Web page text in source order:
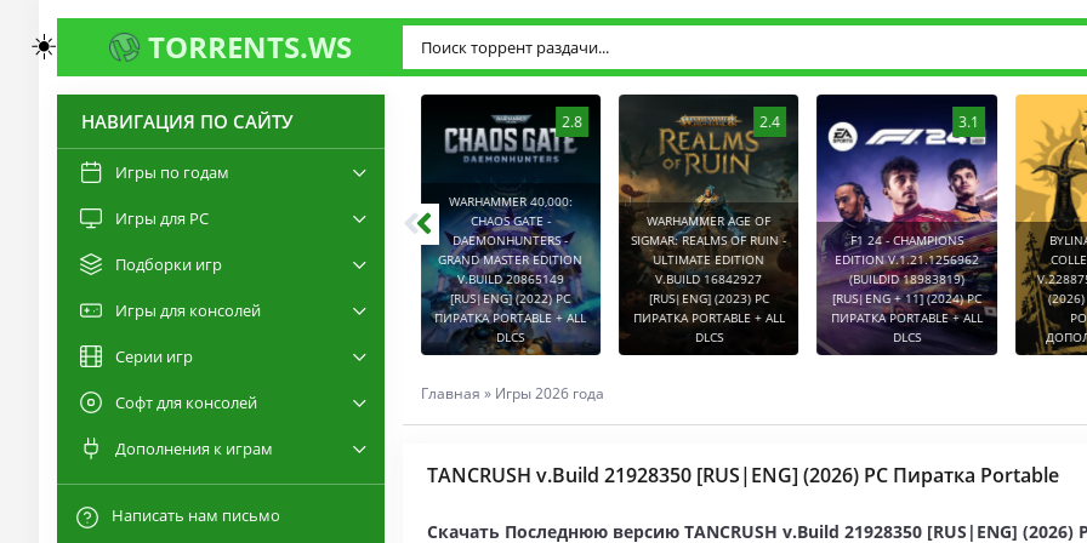
TORRENTS.WS
НАВИГАЦИЯ ПО САЙТУ
Игры по годам
Игры для PC
Подборки игр
Игры для консолей
Серии игр
Софт для консолей
Дополнения к играм
Написать нам письмо
3.0
RESIDENT EVIL 9:
REQUIEM - DELUXE
EDITION V.BUILD
(2026) PC ПИРАТКА
[RUS|ENG] (2026) PC
2.8
WARHAMMER 40,000:
CHAOS GATE -
DAEMONHUNTERS -
GRAND MASTER EDITION
V.BUILD 20865149
[RUS|ENG] (2022) PC
ПИРАТКА PORTABLE + ALL
DLCS
2.4
WARHAMMER AGE OF
SIGMAR: REALMS OF RUIN -
ULTIMATE EDITION
V.BUILD 16842927
[RUS|ENG] (2023) PC
ПИРАТКА PORTABLE + ALL
DLCS
3.1
F1 24 - CHAMPIONS
EDITION V.1.21.1256962
(BUILDID 18983819)
[RUS|ENG + 11] (2024) PC
ПИРАТКА PORTABLE + ALL
DLCS
BYLINA
(2026)
Главная » Игры 2026 года
TANCRUSH v.Build 21928350 [RUS|ENG] (2026) PC Пиратка Portable
Скачать Последнюю версию TANCRUSH v.Build 21928350 [RUS|ENG] (2026)
☀️